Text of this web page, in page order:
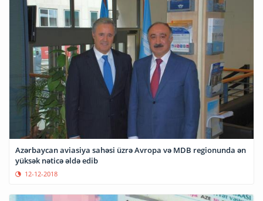
Azərbaycan aviasiya sahəsi üzrə Avropa və MDB regionunda ən
yüksək nəticə əldə edib
12-12-2018